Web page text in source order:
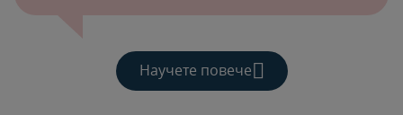
Научете повече